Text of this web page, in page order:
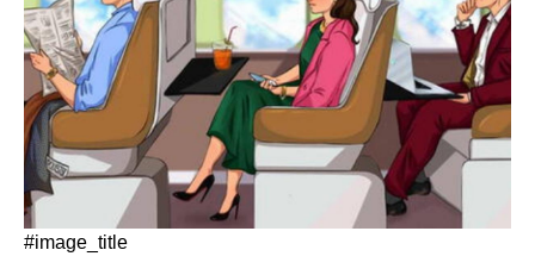
#image_title